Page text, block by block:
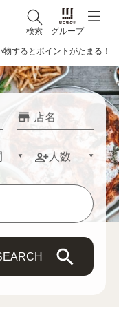
検索 グループ
物するとポイントがたまる！
人数